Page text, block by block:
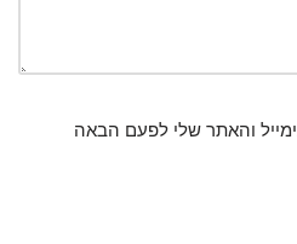
והאתר שלי לפעם הבאה